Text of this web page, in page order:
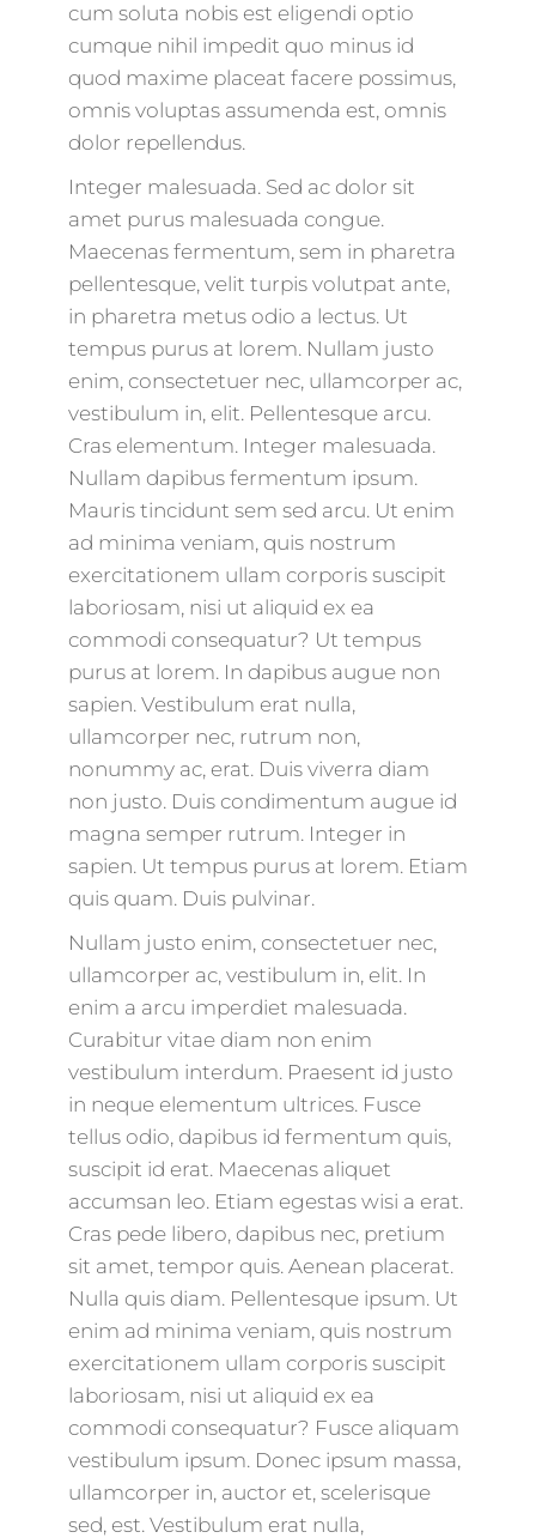
cum soluta nobis est eligendi optio
cumque nihil impedit quo minus id
quod maxime placeat facere possimus,
omnis voluptas assumenda est, omnis
dolor repellendus.
Integer malesuada. Sed ac dolor sit
amet purus malesuada congue.
Maecenas fermentum, sem in pharetra
pellentesque, velit turpis volutpat ante,
in pharetra metus odio a lectus. Ut
tempus purus at lorem. Nullam justo
enim, consectetuer nec, ullamcorper ac,
vestibulum in, elit. Pellentesque arcu.
Cras elementum. Integer malesuada.
Nullam dapibus fermentum ipsum.
Mauris tincidunt sem sed arcu. Ut enim
ad minima veniam, quis nostrum
exercitationem ullam corporis suscipit
laboriosam, nisi ut aliquid ex ea
commodi consequatur? Ut tempus
purus at lorem. In dapibus augue non
sapien. Vestibulum erat nulla,
ullamcorper nec, rutrum non,
nonummy ac, erat. Duis viverra diam
non justo. Duis condimentum augue id
magna semper rutrum. Integer in
sapien. Ut tempus purus at lorem. Etiam
quis quam. Duis pulvinar.
Nullam justo enim, consectetuer nec,
ullamcorper ac, vestibulum in, elit. In
enim a arcu imperdiet malesuada.
Curabitur vitae diam non enim
vestibulum interdum. Praesent id justo
in neque elementum ultrices. Fusce
tellus odio, dapibus id fermentum quis,
suscipit id erat. Maecenas aliquet
accumsan leo. Etiam egestas wisi a erat.
Cras pede libero, dapibus nec, pretium
sit amet, tempor quis. Aenean placerat.
Nulla quis diam. Pellentesque ipsum. Ut
enim ad minima veniam, quis nostrum
exercitationem ullam corporis suscipit
laboriosam, nisi ut aliquid ex ea
commodi consequatur? Fusce aliquam
vestibulum ipsum. Donec ipsum massa,
ullamcorper in, auctor et, scelerisque
sed, est. Vestibulum erat nulla,